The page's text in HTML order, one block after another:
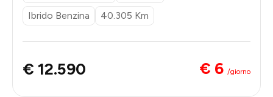
Ibrido Benzina
40.305 Km
€ 12.590 € 6 /giorno